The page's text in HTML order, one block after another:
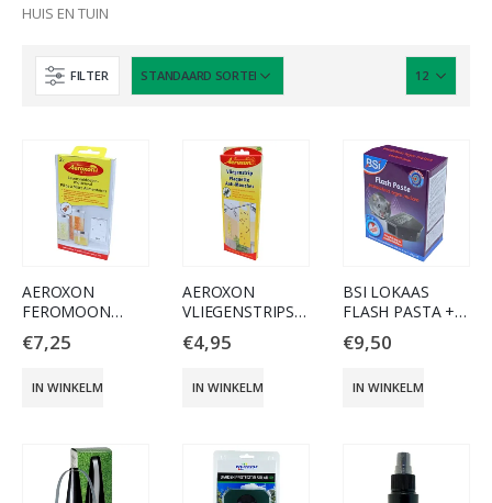
HUIS EN TUIN
FILTER
AEROXON
FEROMOON
MOTTENVAL
€7,25
IN WINKELMAND
AEROXON
VLIEGENSTRIPS
PER 2
€4,95
IN WINKELMAND
BSI LOKAAS
FLASH PASTA +
LOKDOOS 10GR
€9,50
IN WINKELMAND